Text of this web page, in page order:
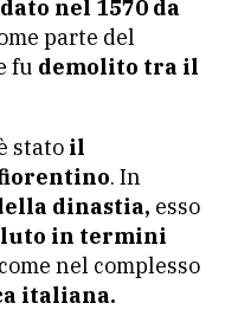
nel 1570 da
parte del
fu demolito tra il
stato il
. In
dinastia, esso
in termini
come nel complesso
italiana.